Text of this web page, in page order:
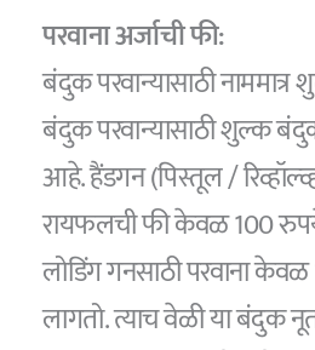
परवाना अर्जाची फी:
बंदुक परवान्यासाठी
बंदुक परवान्यासाठी शुल्क
आहे. हैंडगन (पिस्तूल /
रायफलची फी केवळ 100
लोडिंग गनसाठी परवाना
लागतो. त्याच वेळी या बंदुक